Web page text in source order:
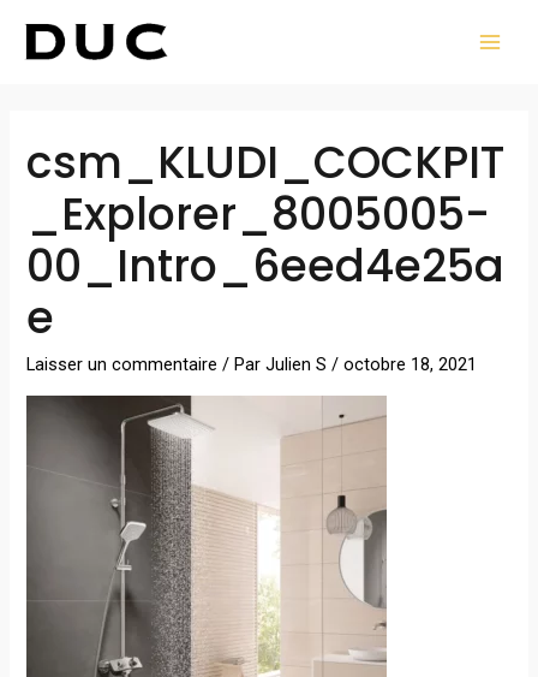
csm_KLUDI_COCKPIT
_Explorer_8005005-
00_Intro_6eed4e25a
e
Laisser un commentaire / ParJulien S/octobre 18, 2021
des